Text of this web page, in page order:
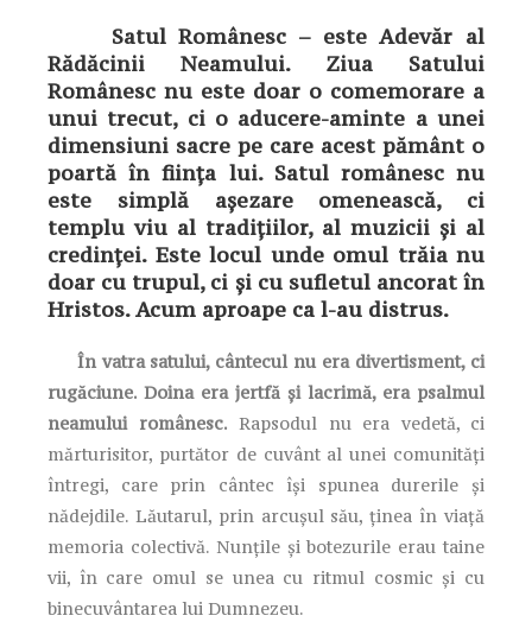
Satul Românesc – este Adevăr al
Rădăcinii Neamului. Ziua Satului
Românesc nu este doar o comemorare a
unui trecut, ci o aducere-aminte a unei
dimensiuni sacre pe care acest pământ o
poartă în ființa lui. Satul românesc nu
este simplă așezare omenească, ci
templu viu al tradițiilor, al muzicii și al
credinței. Este locul unde omul trăia nu
doar cu trupul, ci și cu sufletul ancorat în
Hristos. Acum aproape ca l-au distrus.
În vatra satului, cântecul nu era divertisment, ci
rugăciune. Doina era jertfă și lacrimă, era psalmul
neamului românesc. Rapsodul nu era vedetă, ci
mărturisitor, purtător de cuvânt al unei comunități
întregi, care prin cântec își spunea durerile și
nădejdile. Lăutarul, prin arcușul său, ținea în viață
memoria colectivă. Nunțile și botezurile erau taine
vii, în care omul se unea cu ritmul cosmic și cu
binecuvântarea lui Dumnezeu.